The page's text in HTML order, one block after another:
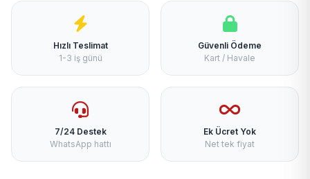
Hızlı Teslimat
1-3 iş günü
Güvenli Ödeme
Kart / Havale
7/24 Destek
WhatsApp hattı
Ek Ücret Yok
Net tek fiyat